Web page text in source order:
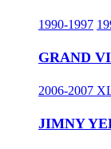
1990-1997
GRAND
2006-2007
JIMNY